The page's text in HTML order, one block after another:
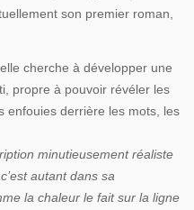
son premier roman,
cherche à développer une
propre à pouvoir révéler les
enfouies derrière les mots, les
minutieusement réaliste
autant dans sa
la chaleur le fait sur la ligne